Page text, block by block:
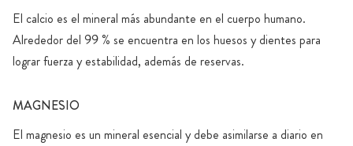
El calcio es el mineral más abundante en el cuerpo humano.
Alrededor del 99 % se encuentra en los huesos y dientes para
lograr fuerza y estabilidad, además de reservas.
MAGNESIO
El magnesio es un mineral esencial y debe asimilarse a diario en